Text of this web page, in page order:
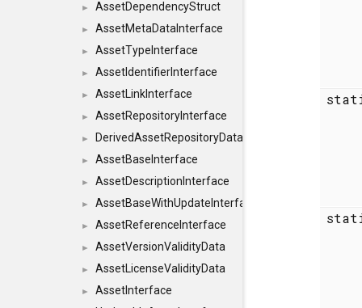
► AssetDependencyStruct
► AssetMetaDataInterface
► AssetTypeInterface
► AssetIdentifierInterface
► AssetLinkInterface
► AssetRepositoryInterface
► DerivedAssetRepositoryDataInterface
► AssetBaseInterface
► AssetDescriptionInterface
► AssetBaseWithUpdateInterface
► AssetReferenceInterface
► AssetVersionValidityData
► AssetLicenseValidityData
►
AssetInterface